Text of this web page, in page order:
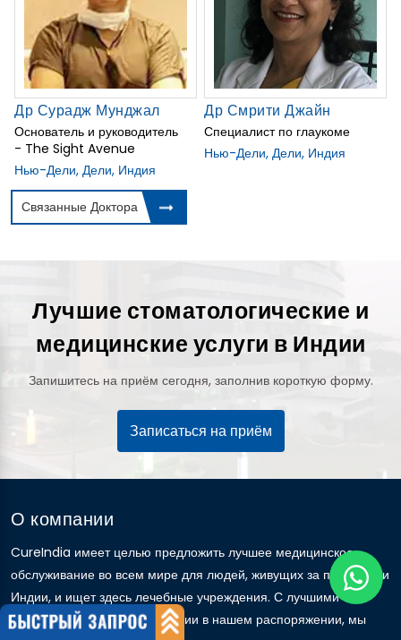
Др Сурадж Мунджал
Основатель и руководитель
- The Sight Avenue
Нью-Дели, Дели, Индия
Др Смрити Джайн
Специалист по глаукоме
Нью-Дели, Дели, Индия
Связанные Доктора
Лучшие стоматологические и
медицинские услуги в Индии
Запишитесь на приём сегодня, заполнив короткую форму.
Записаться на приём
О компании
CureIndia имеет целью предложить лучшее медицинское
обслуживание во всем мире для людей, живущих за пределами
Индии, и ищет здесь лечебные учреждения. С лучшими
больницами и врачами в Индии в нашем распоряжении, мы